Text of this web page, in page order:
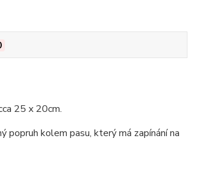
25 x 20cm.
popruh kolem pasu, který má zapínání na